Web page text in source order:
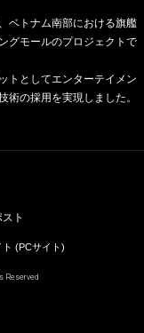
ベトナム南部における旗艦
グモールのプロジェクトで
トとしてエンターテイメン
術の採用を実現しました。
(PCサイト)
Reserved